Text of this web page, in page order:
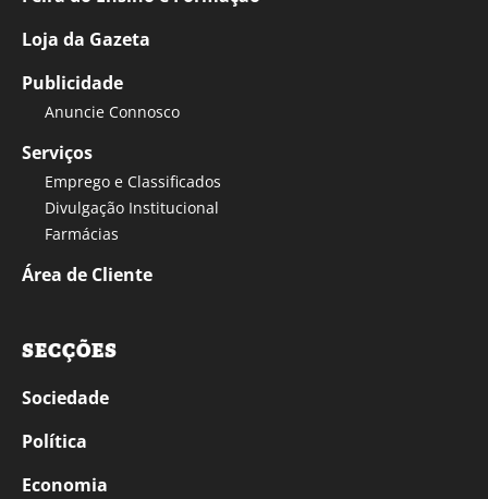
Loja da Gazeta
Publicidade
Anuncie Connosco
Serviços
Emprego e Classificados
Divulgação Institucional
Farmácias
Área de Cliente
SECÇÕES
Sociedade
Política
Economia